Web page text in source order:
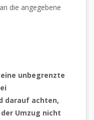
die angegebene
unbegrenzte
darauf achten,
Umzug nicht